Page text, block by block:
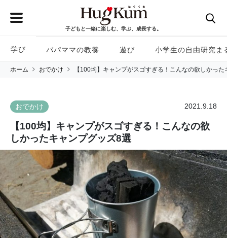
子どもと一緒に楽しむ、学ぶ、成長する。
学び パパママの教養 遊び 小学生の自由研究ま
ホーム おでかけ 【100均】キャンプがスゴすぎる！こんなの欲しかっ
おでかけ 2021.9.18
【100均】キャンプがスゴすぎる！こんなの欲
しかったキャンプグッズ8選